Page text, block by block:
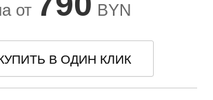
от BYN
В ОДИН КЛИК